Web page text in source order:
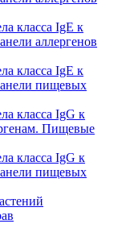
класса IgE к
аллергенов
класса IgE к
пищевых
класса IgG к
Пищевые
класса IgG к
пищевых